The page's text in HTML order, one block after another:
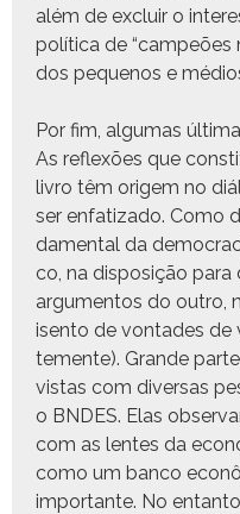
além de excluir o
políti­ca de “campeões
dos pequenos e
Por fim, algu­mas
As reflexões que
livro têm origem no
ser enfa­ti­za­do. Como
da­men­tal da
co, na dis­posição
argu­men­tos do out­ro,
isen­to de von­tades de
te­mente). Grande
vis­tas com diver­sas
o BNDES. Elas
com as lentes da
como um ban­co
impor­tante. No